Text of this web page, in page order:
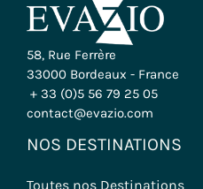
58, Rue Ferrère
33000 Bordeaux - France
+ 33 (0)5 56 79 25 05
contact@evazio.com
NOS DESTINATIONS
Toutes nos Destinations